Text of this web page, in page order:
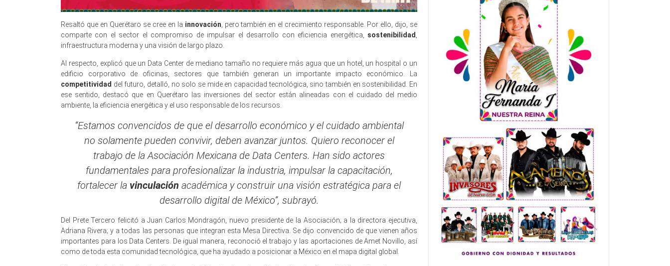
Resaltó que en Querétaro se cree en la innovación , pero también en el crecimiento responsable. Por ello, dijo, se
comparte con el sector el compromiso de impulsar el desarrollo con eficiencia energética, sostenibilidad
infraestructura moderna y una visión de largo plazo.
Al respecto, explicó que un Data Center de mediano tamaño no requiere más agua que un hotel, un hospital o un
edificio corporativo de oficinas, sectores que también generan un importante impacto económico. La
competitividad del futuro, detalló, no solo se mide en capacidad tecnológica, sino también en sostenibilidad. En
ese sentido, destacó que en Querétaro las inversiones del sector están alineadas con el cuidado del medio
ambiente, la eficiencia energética y el uso responsable de los recursos.
“Estamos convencidos de que el desarrollo económico y el cuidado ambiental
no solamente pueden convivir, deben avanzar juntos. Quiero reconocer el
trabajo de la Asociación Mexicana de Data Centers. Han sido actores
fundamentales para profesionalizar la industria, impulsar la capacitación,
fortalecer la vinculación académica y construir una visión estratégica para el
desarrollo digital de México”, subrayó.
Del Prete Tercero felicitó a Juan Carlos Mondragón, nuevo presidente de la Asociación; a la directora ejecutiva,
Adriana Rivera; y a todas las personas que integran esta Mesa Directiva. Se dijo convencido de que vienen años
importantes para los Data Centers. De igual manera, reconoció el trabajo y las aportaciones de Amet Novillo, así
como de toda esta comunidad tecnológica, que ha ayudado a posicionar a México en el mapa digital global.